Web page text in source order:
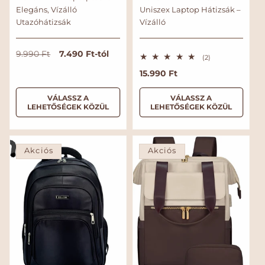
Elegáns, Vízálló
Utazóhátizsák
N
m
l
r
9.990 Ft
A
i
ó
s
r
7.490 Ft-tól
VÁLASSZ A
LEHETŐSÉGEK KÖZÜL
Uniszex Laptop Hátizsák –
Vízálló
(2)2
z
e
s
é
t
é
e
l
é
N
o
á
l
á
15.990 Ft
VÁLASSZ A
LEHETŐSÉGEK KÖZÜL
Akciós Akciós